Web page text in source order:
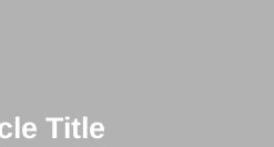
Title